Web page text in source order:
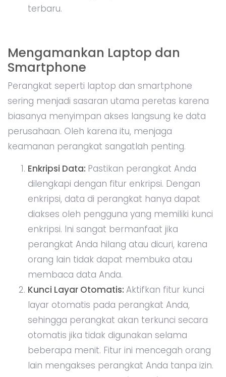
terbaru.
Mengamankan Laptop dan
Smartphone
Perangkat seperti laptop dan smartphone
sering menjadi sasaran utama peretas karena
biasanya menyimpan akses langsung ke data
perusahaan. Oleh karena itu, menjaga
keamanan perangkat sangatlah penting.
Enkripsi Data: Pastikan perangkat Anda
dilengkapi dengan fitur enkripsi. Dengan
enkripsi, data di perangkat hanya dapat
diakses oleh pengguna yang memiliki kunci
enkripsi. Ini sangat bermanfaat jika
perangkat Anda hilang atau dicuri, karena
orang lain tidak dapat membuka atau
membaca data Anda.
Kunci Layar Otomatis: Aktifkan fitur kunci
layar otomatis pada perangkat Anda,
sehingga perangkat akan terkunci secara
otomatis jika tidak digunakan selama
beberapa menit. Fitur ini mencegah orang
lain mengakses perangkat Anda tanpa izin.